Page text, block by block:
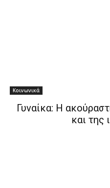
Κοινωνικά
Γυναίκα: Η
και της